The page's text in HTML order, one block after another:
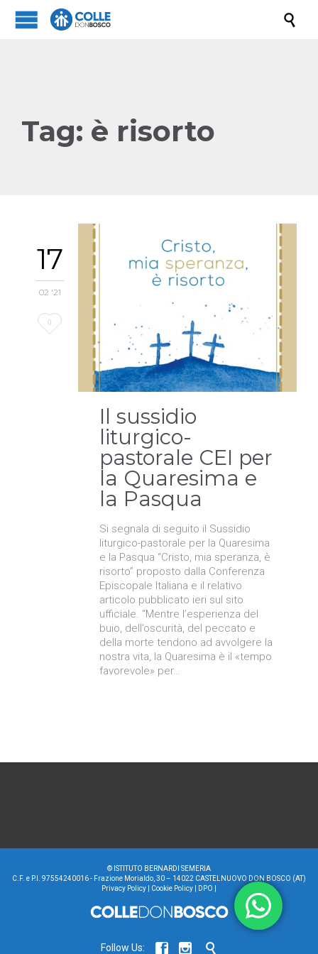

Tag: è risorto
17
02 '21
Love
0
Il sussidio
liturgico-
pastorale CEI per
la Quaresima e
la Pasqua
Si segnala di seguito il Sussidio
liturgico-pastorale per la Quaresima
e la Pasqua “Cristo, mia speranza, è
risorto” proposto dalla Conferenza
Episcopale Italiana e il relativo
articolo pubblicato ieri sul sito
ufficiale. “Mentre l’esperienza del
buio, dell’oscurità, del peccato e
della morte tendono ad avvolgere la
nostra vita, la Quaresima è il «tempo
favorevole» per…
© ISTITUTO BERNARDI SEMERIA
C.F. e P.I. 97554240016 - Frazione Morialdo, 30 – 14022 CASTELNUOVO DON BOSCO (AT)
Privacy Policy
Cookie Policy DPO
Follow Us:   